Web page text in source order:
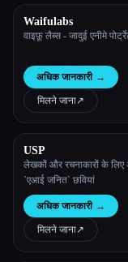
Waifulabs
वाइफ़ू लैब्स - जादुई एनीमे
अधिक जानकारी →
मिलने जाना↗︎
USP
लेखकों और रचनाकारों के लिए
`एआई जनित` छवियां
अधिक जानकारी →
मिलने जाना↗︎